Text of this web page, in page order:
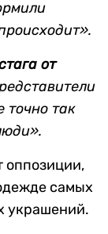
от
точно так
оппозиции,
самых
украшений.